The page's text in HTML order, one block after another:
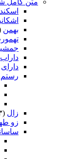
بهمن
داراب
دارای
رستم
زال (۳۳)
زو